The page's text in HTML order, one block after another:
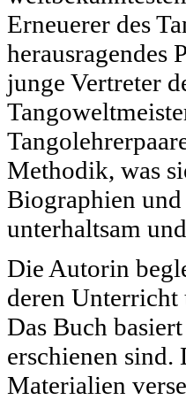
Erneuerer des
herausragendes
junge Vertreter
Methodik, was
Biographien
unterhaltsam
Die Autorin
deren Unterricht
Das Buch
erschienen
Materialien